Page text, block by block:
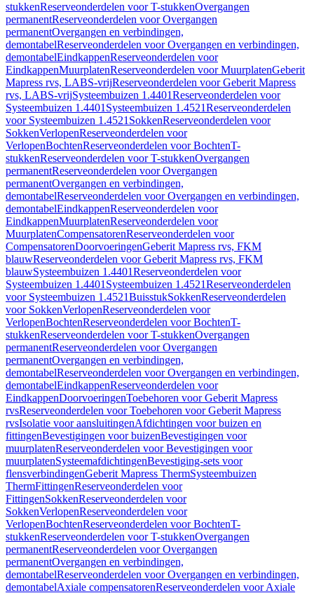
stukkenReserveonderdelen voor T-stukkenOvergangen
permanentReserveonderdelen voor Overgangen
permanentOvergangen en verbindingen,
demontabelReserveonderdelen voor Overgangen en verbindingen,
demontabelEindkappenReserveonderdelen voor
EindkappenMuurplatenReserveonderdelen voor MuurplatenGeberit
Mapress rvs, LABS-vrijReserveonderdelen voor Geberit Mapress
rvs, LABS-vrijSysteembuizen 1.4401Reserveonderdelen voor
Systeembuizen 1.4401 Systeembuizen 1.4521Reserveonderdelen
voor Systeembuizen 1.4521 SokkenReserveonderdelen voor
SokkenVerlopenReserveonderdelen voor
VerlopenBochtenReserveonderdelen voor BochtenT-
stukkenReserveonderdelen voor T-stukkenOvergangen
permanentReserveonderdelen voor Overgangen
permanentOvergangen en verbindingen,
demontabelReserveonderdelen voor Overgangen en verbindingen,
demontabelEindkappenReserveonderdelen voor
EindkappenMuurplatenReserveonderdelen voor
MuurplatenCompensatorenReserveonderdelen voor
CompensatorenDoorvoeringenGeberit Mapress rvs, FKM
blauwReserveonderdelen voor Geberit Mapress rvs, FKM
blauwSysteembuizen 1.4401Reserveonderdelen voor
Systeembuizen 1.4401 Systeembuizen 1.4521Reserveonderdelen
voor Systeembuizen 1.4521BuisstukSokkenReserveonderdelen
voor SokkenVerlopenReserveonderdelen voor
VerlopenBochtenReserveonderdelen voor BochtenT-
stukkenReserveonderdelen voor T-stukkenOvergangen
permanentReserveonderdelen voor Overgangen
permanentOvergangen en verbindingen,
demontabelReserveonderdelen voor Overgangen en verbindingen,
demontabelEindkappenReserveonderdelen voor
EindkappenDoorvoeringenToebehoren voor Geberit Mapress
rvsReserveonderdelen voor Toebehoren voor Geberit Mapress
rvsIsolatie voor aansluitingenAfdichtingen voor buizen en
fittingenBevestigingen voor buizenBevestigingen voor
muurplatenReserveonderdelen voor Bevestigingen voor
muurplatenSysteemafdichtingenBevestiging-sets voor
flensverbindingenGeberit Mapress ThermSysteembuizen
ThermFittingenReserveonderdelen voor
FittingenSokkenReserveonderdelen voor
SokkenVerlopenReserveonderdelen voor
VerlopenBochtenReserveonderdelen voor BochtenT-
stukkenReserveonderdelen voor T-stukkenOvergangen
permanentReserveonderdelen voor Overgangen
permanentOvergangen en verbindingen,
demontabelReserveonderdelen voor Overgangen en verbindingen,
demontabelAxiale compensatorenReserveonderdelen voor Axiale